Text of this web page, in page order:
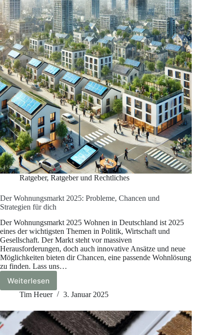
Ratgeber, Ratgeber und Rechtliches
Der Wohnungsmarkt 2025: Probleme, Chancen und
Strategien für dich
Der Wohnungsmarkt 2025 Wohnen in Deutschland ist 2025
eines der wichtigsten Themen in Politik, Wirtschaft und
Gesellschaft. Der Markt steht vor massiven
Herausforderungen, doch auch innovative Ansätze und neue
Möglichkeiten bieten dir Chancen, eine passende Wohnlösung
zu finden. Lass uns…
Weiterlesen
Der
Wohnungsmarkt
Probleme,
Chancen
und
Tim Heuer 3. Januar 2025